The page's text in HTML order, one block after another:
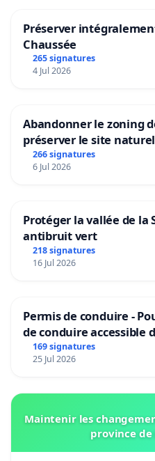
Préserver
Chaussée
265 signatures
4 Jul 2026
Abandonner le zoning
préserver le site naturel
266 signatures
6 Jul 2026
Protéger la vallée de la
antibruit vert
218 signatures
16 Jul 2026
Permis de conduire -
de conduire accessible
Bruxelles
169 signatures
25 Jul 2026
Maintenir les
province